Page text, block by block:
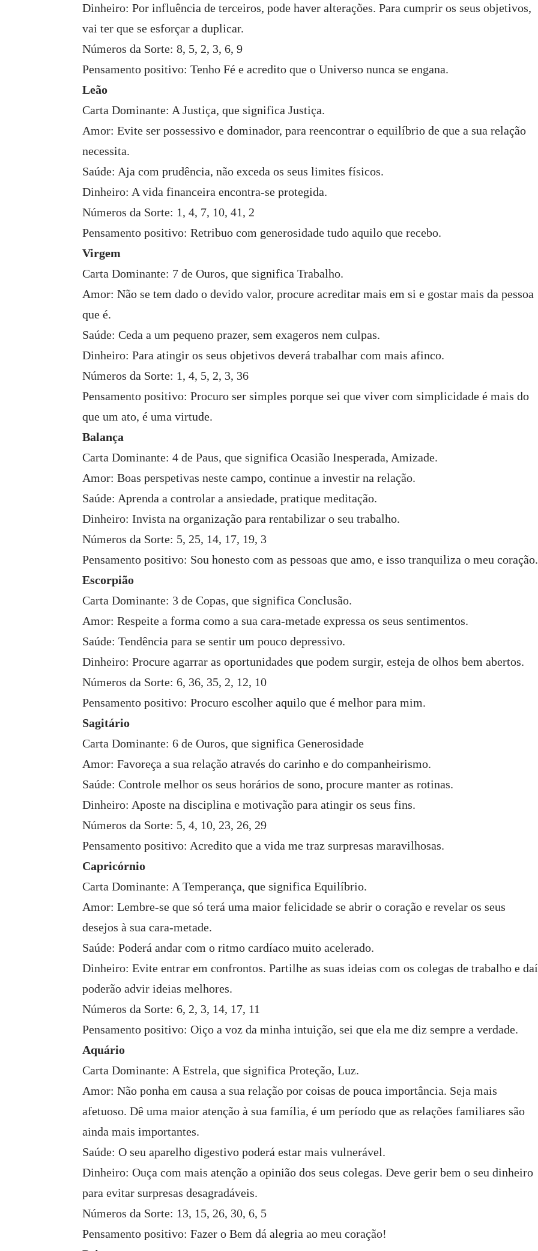
Dinheiro: Por influência de terceiros, pode haver alterações. Para cumprir os seus objetivos,
vai ter que se esforçar a duplicar.
Números da Sorte: 8, 5, 2, 3, 6, 9
Pensamento positivo: Tenho Fé e acredito que o Universo nunca se engana.
Leão
Carta Dominante: A Justiça, que significa Justiça.
Amor: Evite ser possessivo e dominador, para reencontrar o equilíbrio de que a sua relação
necessita.
Saúde: Aja com prudência, não exceda os seus limites físicos.
Dinheiro: A vida financeira encontra-se protegida.
Números da Sorte: 1, 4, 7, 10, 41, 2
Pensamento positivo: Retribuo com generosidade tudo aquilo que recebo.
Virgem
Carta Dominante: 7 de Ouros, que significa Trabalho.
Amor: Não se tem dado o devido valor, procure acreditar mais em si e gostar mais da pessoa
que é.
Saúde: Ceda a um pequeno prazer, sem exageros nem culpas.
Dinheiro: Para atingir os seus objetivos deverá trabalhar com mais afinco.
Números da Sorte: 1, 4, 5, 2, 3, 36
Pensamento positivo: Procuro ser simples porque sei que viver com simplicidade é mais do
que um ato, é uma virtude.
Balança
Carta Dominante: 4 de Paus, que significa Ocasião Inesperada, Amizade.
Amor: Boas perspetivas neste campo, continue a investir na relação.
Saúde: Aprenda a controlar a ansiedade, pratique meditação.
Dinheiro: Invista na organização para rentabilizar o seu trabalho.
Números da Sorte: 5, 25, 14, 17, 19, 3
Pensamento positivo: Sou honesto com as pessoas que amo, e isso tranquiliza o meu coração.
Escorpião
Carta Dominante: 3 de Copas, que significa Conclusão.
Amor: Respeite a forma como a sua cara-metade expressa os seus sentimentos.
Saúde: Tendência para se sentir um pouco depressivo.
Dinheiro: Procure agarrar as oportunidades que podem surgir, esteja de olhos bem abertos.
Números da Sorte: 6, 36, 35, 2, 12, 10
Pensamento positivo: Procuro escolher aquilo que é melhor para mim.
Sagitário
Carta Dominante: 6 de Ouros, que significa Generosidade
Amor: Favoreça a sua relação através do carinho e do companheirismo.
Saúde: Controle melhor os seus horários de sono, procure manter as rotinas.
Dinheiro: Aposte na disciplina e motivação para atingir os seus fins.
Números da Sorte: 5, 4, 10, 23, 26, 29
Pensamento positivo: Acredito que a vida me traz surpresas maravilhosas.
Capricórnio
Carta Dominante: A Temperança, que significa Equilíbrio.
Amor: Lembre-se que só terá uma maior felicidade se abrir o coração e revelar os seus
desejos à sua cara-metade.
Saúde: Poderá andar com o ritmo cardíaco muito acelerado.
Dinheiro: Evite entrar em confrontos. Partilhe as suas ideias com os colegas de trabalho e daí
poderão advir ideias melhores.
Números da Sorte: 6, 2, 3, 14, 17, 11
Pensamento positivo: Oiço a voz da minha intuição, sei que ela me diz sempre a verdade.
Aquário
Carta Dominante: A Estrela, que significa Proteção, Luz.
Amor: Não ponha em causa a sua relação por coisas de pouca importância. Seja mais
afetuoso. Dê uma maior atenção à sua família, é um período que as relações familiares são
ainda mais importantes.
Saúde: O seu aparelho digestivo poderá estar mais vulnerável.
Dinheiro: Ouça com mais atenção a opinião dos seus colegas. Deve gerir bem o seu dinheiro
para evitar surpresas desagradáveis.
Números da Sorte: 13, 15, 26, 30, 6, 5
Pensamento positivo: Fazer o Bem dá alegria ao meu coração!